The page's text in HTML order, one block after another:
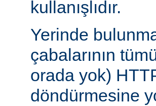
kullanışlıdır.
Yerinde
çabalarının
orada yok)
döndürmesine